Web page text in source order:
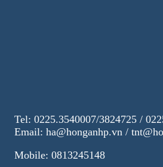
Tel: 0225.3540007/3824725 /
Email: ha@honganhp.vn /
Mobile: 0813245148